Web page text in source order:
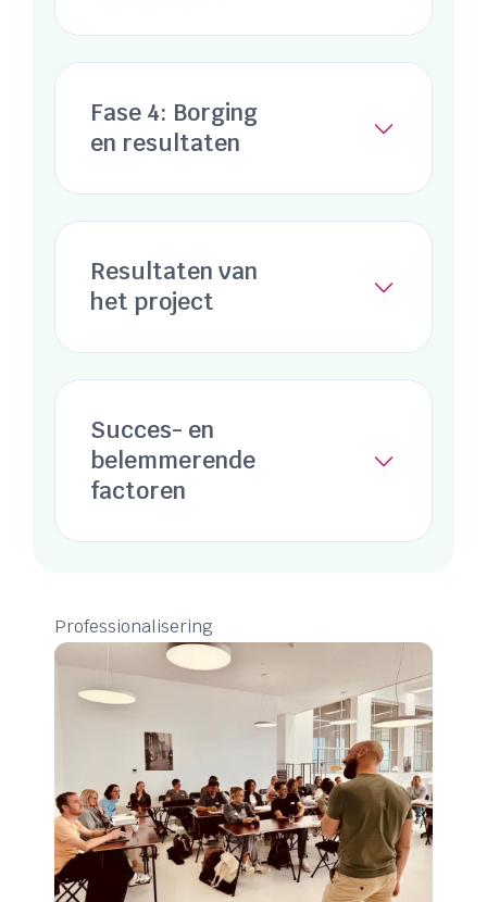
Fase 4: Borging
en resultaten
Resultaten van
het project
Succes- en
belemmerende
factoren
Professionalisering